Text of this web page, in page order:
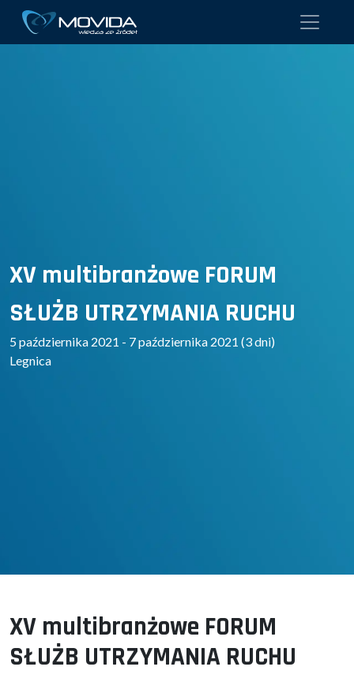
XV multibranżowe FORUM
SŁUŻB UTRZYMANIA RUCHU
5 października 2021 - 7 października 2021 (3 dni)
Legnica
XV multibranżowe FORUM
SŁUŻB UTRZYMANIA RUCHU